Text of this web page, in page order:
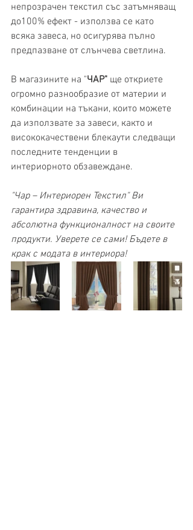
непрозрачен текстил със затъмняващ
до100% ефект - използва се като
всяка завеса, но осигурява пълно
предпазване от слънчева светлина.
В магазините на "ЧАР" ще откриете
огромно разнообразие от материи и
комбинации на тъкани, които можете
да използвате за завеси, както и
висококачествени блекаути следващи
последните тенденции в
интериорното обзавеждане.
"Чар – Интериорен Текстил" Ви
гарантира здравина, качество и
абсолютна функционалност на своите
продукти. Уверете се сами! Бъдете в
крак с модата в интериора!